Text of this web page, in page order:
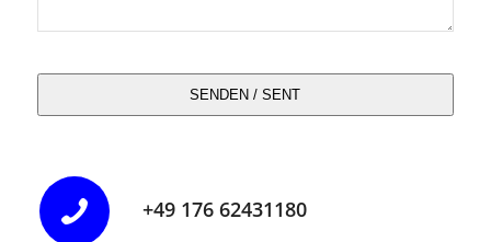
SENDEN / SENT
+49 176 62431180